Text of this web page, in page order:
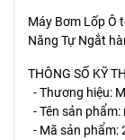
Máy Bơm Lốp Ô
Năng Tự Ngắt
THÔNG SỐ KỸ
- Thương hiệu:
- Tên sản
- Mã sản phẩm: